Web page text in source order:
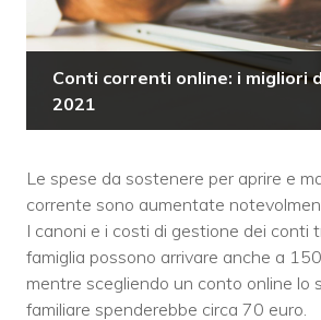
Conti correnti online: i migliori
2021
Le spese da sostenere per aprire e
corrente sono aumentate
I canoni e i costi di gestione dei conti
famiglia possono arrivare anche a 150
mentre scegliendo un conto online lo
familiare spenderebbe circa 70 euro.